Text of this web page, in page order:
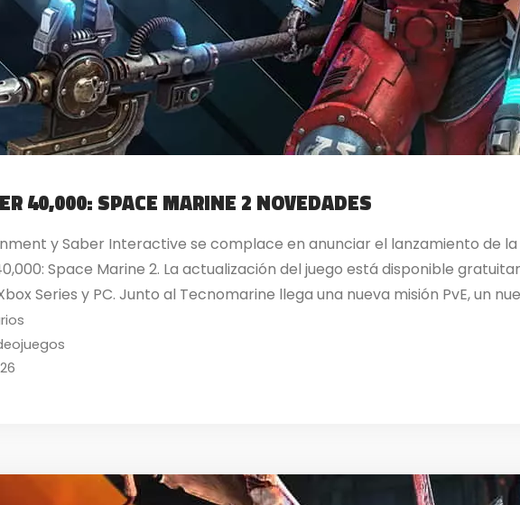
40,000: SPACE MARINE 2 NOVEDADES
y Saber Interactive se complace en anunciar el lanzamiento de
Space Marine 2. La actualización del juego está disponible
Series y PC. Junto al Tecnomarine llega una nueva misión PvE, un